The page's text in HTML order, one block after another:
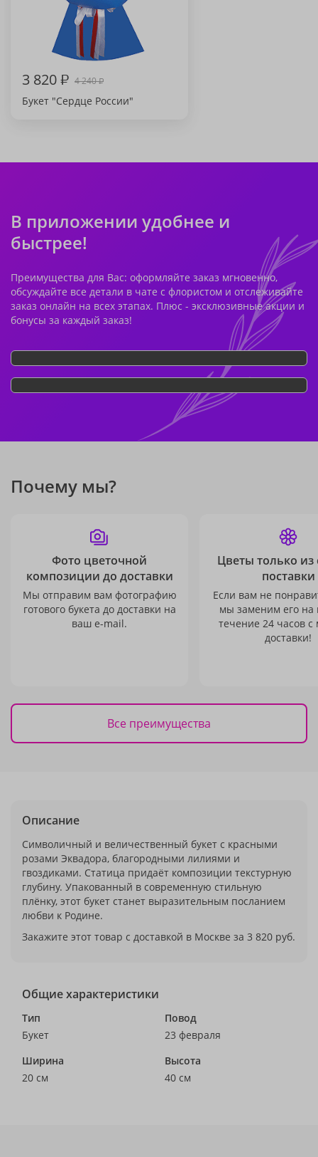
3 820₽ 4 240₽
Букет "Сердце России"
В приложении удобнее и
быстрее!
Преимущества для Вас: оформляйте заказ мгновенно,
обсуждайте все детали в чате с флористом и отслеживайте
заказ онлайн на всех этапах. Плюс - эксклюзивные акции и
бонусы за каждый заказ!
Почему мы?
Фото цветочной
композиции до доставки
Мы отправим вам фотографию
готового букета до доставки на
ваш e-mail.
Цветы только из
поставки
Если вам не
мы заменим его на
течение 24 часов с
доставки!
Все преимущества
Описание
Символичный и величественный букет с красными
розами Эквадора, благородными лилиями и
гвоздиками. Статица придаёт композиции текстурную
глубину. Упакованный в современную стильную
плёнку, этот букет станет выразительным посланием
любви к Родине.
Закажите этот товар с доставкой в Москве за 3 820 руб.
Общие характеристики
Тип
Букет
Повод
23 февраля
Ширина
20 см
Высота
40 см